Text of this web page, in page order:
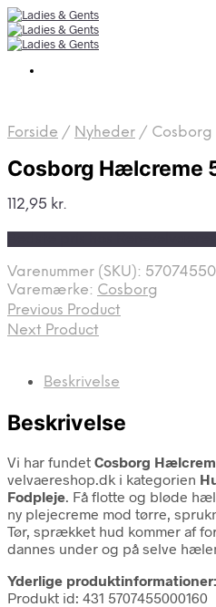
Forside / Nyheder / Cosborg
Cosborg Hælcreme
112,95 kr.
Varenummer (SKU):
Varemærke: Cosborg
Previous Product
Next Product
Beskrivelse
Beskrivelse
Vi har fundet Cosborg
velvaereshop.dk i kategorien
Fodpleje. Få flotte og bløde
ny plejecreme mod tørre,
Tør, sprækket hud kommer af
dannes under og på selve
Yderlige produktinformationer:
Produkt id: 431 5707455000160